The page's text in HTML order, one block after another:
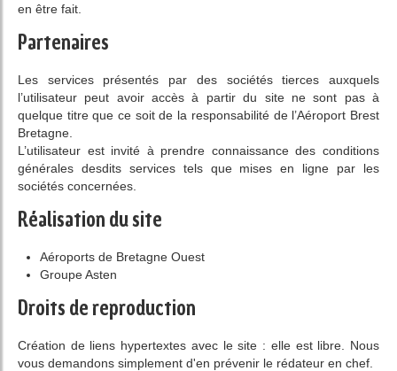
en être fait.
Partenaires
Les services présentés par des sociétés tierces auxquels
l’utilisateur peut avoir accès à partir du site ne sont pas à
quelque titre que ce soit de la responsabilité de l’Aéroport Brest
Bretagne.
L’utilisateur est invité à prendre connaissance des conditions
générales desdits services tels que mises en ligne par les
sociétés concernées.
Réalisation du site
Aéroports de Bretagne Ouest
Groupe Asten
Droits de reproduction
Création de liens hypertextes avec le site : elle est libre. Nous
vous demandons simplement d'en prévenir le rédateur en chef.